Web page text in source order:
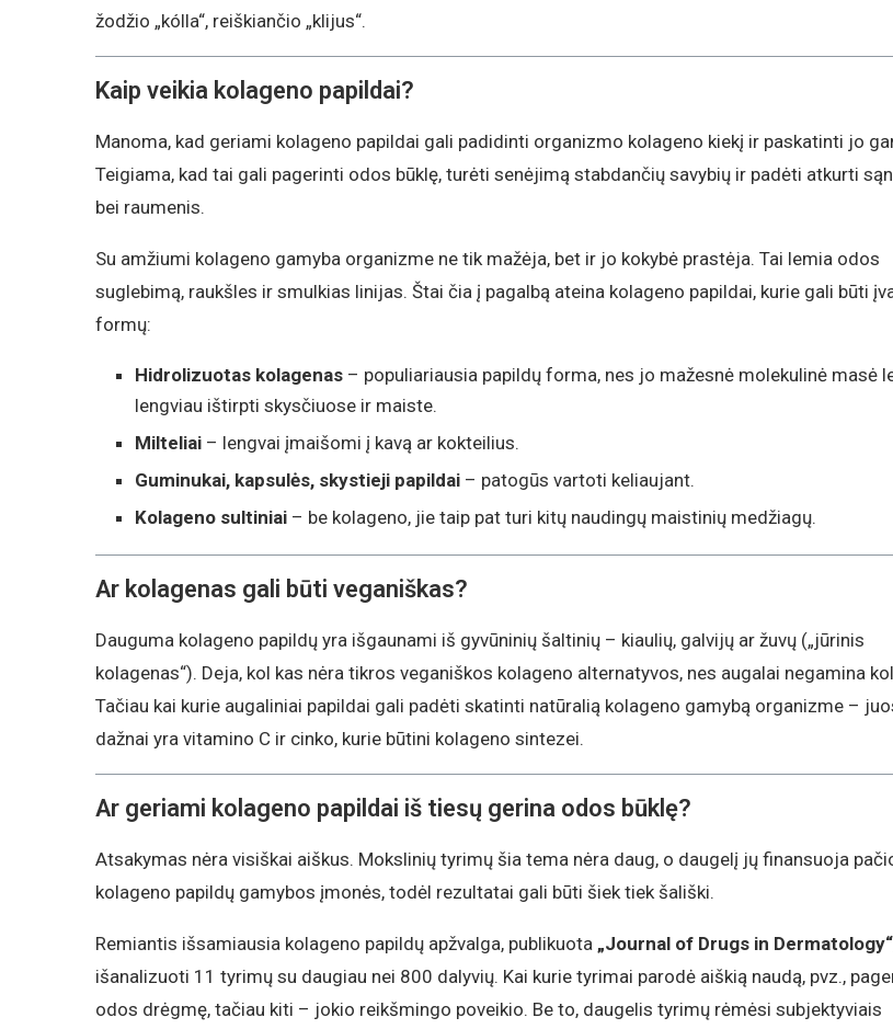
žodžio „kólla“, reiškiančio „klijus“.
Kaip veikia kolageno papildai?
Manoma, kad geriami kolageno papildai gali padidinti organizmo kolageno kiekį ir paskatinti jo
Teigiama, kad tai gali pagerinti odos būklę, turėti senėjimą stabdančių savybių ir padėti atkurti
bei raumenis.
Su amžiumi kolageno gamyba organizme ne tik mažėja, bet ir jo kokybė prastėja. Tai lemia odos
suglebimą, raukšles ir smulkias linijas. Štai čia į pagalbą ateina kolageno papildai, kurie gali būti
formų:
Hidrolizuotas kolagenas – populiariausia papildų forma, nes jo mažesnė molekulinė masė
lengviau ištirpti skysčiuose ir maiste.
Milteliai – lengvai įmaišomi į kavą ar kokteilius.
Guminukai, kapsulės, skystieji papildai – patogūs vartoti keliaujant.
Kolageno sultiniai – be kolageno, jie taip pat turi kitų naudingų maistinių medžiagų.
Ar kolagenas gali būti veganiškas?
Dauguma kolageno papildų yra išgaunami iš gyvūninių šaltinių – kiaulių, galvijų ar žuvų („jūrinis
kolagenas“). Deja, kol kas nėra tikros veganiškos kolageno alternatyvos, nes augalai negamina
Tačiau kai kurie augaliniai papildai gali padėti skatinti natūralią kolageno gamybą organizme –
dažnai yra vitamino C ir cinko, kurie būtini kolageno sintezei.
Ar geriami kolageno papildai iš tiesų gerina odos būklę?
Atsakymas nėra visiškai aiškus. Mokslinių tyrimų šia tema nėra daug, o daugelį jų finansuoja
kolageno papildų gamybos įmonės, todėl rezultatai gali būti šiek tiek šališki.
Remiantis išsamiausia kolageno papildų apžvalga, publikuota „Journal of Drugs in Dermatology“
išanalizuoti 11 tyrimų su daugiau nei 800 dalyvių. Kai kurie tyrimai parodė aiškią naudą, pvz.,
odos drėgmę, tačiau kiti – jokio reikšmingo poveikio. Be to, daugelis tyrimų rėmėsi subjektyviais